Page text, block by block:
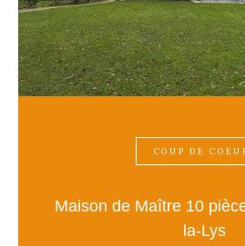
COUP DE
Maison de Maître 10
la-Lys